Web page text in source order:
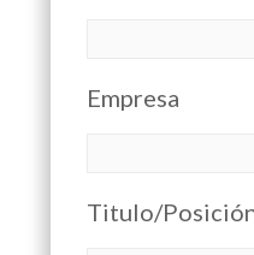
Empresa
Titulo/